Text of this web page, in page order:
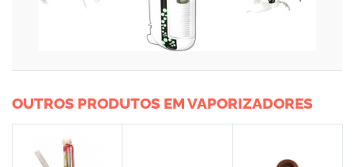
OUTROS PRODUTOS EM VAPORIZADORES